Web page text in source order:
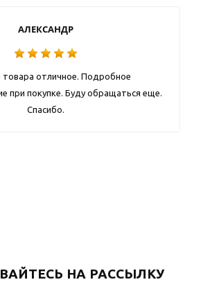
АЛЕКСАНДР
товара отличное. Подробное
при покупке. Буду обращаться еще.
Спасибо.
НА РАССЫЛКУ